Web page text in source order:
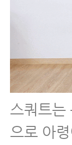
스쿼트는
으로 아